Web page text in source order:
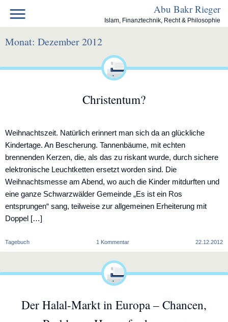
content
Abu Bakr Rieger
Islam, Finanztechnik, Recht & Philosophie
Monat: Dezember 2012
Christentum?
Weihnachtszeit. Natürlich erinnert man sich da an glückliche
Kindertage. An Bescherung. Tannenbäume, mit echten
brennenden Kerzen, die, als das zu riskant wurde, durch sichere
elektronische Leuchtketten ersetzt worden sind. Die
Weihnachtsmesse am Abend, wo auch die Kinder mitdurften und
eine ganze Schwarzwälder Gemeinde „Es ist ein Ros
entsprungen“ sang, teilweise zur allgemeinen Erheiterung mit
Doppel […]
Tagebuch 1 Kommentarzu
Christentum?
22.12.2012
Der Halal-Markt in Europa – Chancen,